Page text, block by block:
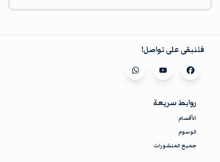
فلنبقى على تواصل!
Visit ourfacebook
Visit our youtube
whatsapp
روابط سريعة
الأقسام
الوسوم
جميع المنشورات